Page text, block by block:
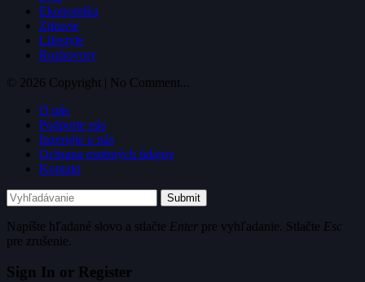
Ekonomika
Zdravie
Lifestyle
Rozhovory
© 2026 Copyright | No Comment...
O nás
Podporte nás
Inzerujte u nás
Ochrana osobných údajov
Kontakt
Submit
Napíšte hľadané slovo a stlačte Enter pre vyhľadanie. Stlačte Esc
pre zrušenie.
Sign In or Register